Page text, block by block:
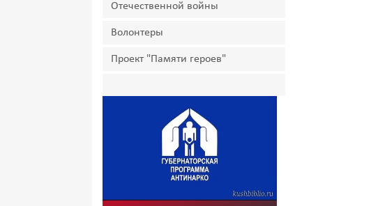
Отечественной войны
Волонтеры
Проект "Памяти героев"